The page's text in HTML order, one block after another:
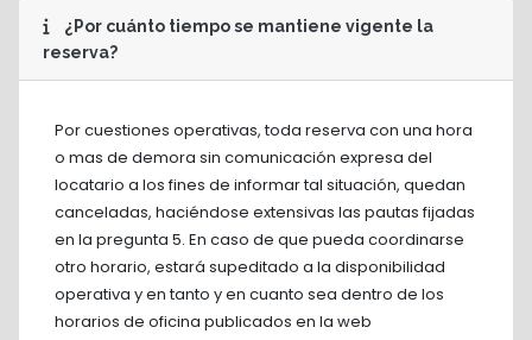
¿Por cuánto tiempo se mantiene vigente la
reserva?
Por cuestiones operativas, toda reserva con una hora
o mas de demora sin comunicación expresa del
locatario a los fines de informar tal situación, quedan
canceladas, haciéndose extensivas las pautas fijadas
en la pregunta 5. En caso de que pueda coordinarse
otro horario, estará supeditado a la disponibilidad
operativa y en tanto y en cuanto sea dentro de los
horarios de oficina publicados en la web